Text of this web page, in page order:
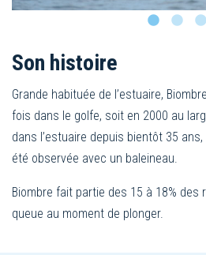
Son histoire
Grande habituée de l’estuaire,
fois dans le golfe, soit en 2000 au
dans l’estuaire depuis bientôt 35
été observée avec un baleineau.
Biombre fait partie des 15 à 18% des
queue au moment de plonger.